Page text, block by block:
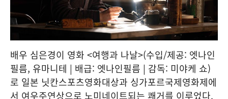
배우 심은경이 영화 <여행과 나날>(수입/제공: 엣나인
필름, 유마니테 | 배급: 엣나인필름 | 감독: 미야케 쇼)
로 일본 닛칸스포츠영화대상과 싱가포르국제영화제에
서 여우주연상으로 노미네이트되는 쾌거를 이루었다.